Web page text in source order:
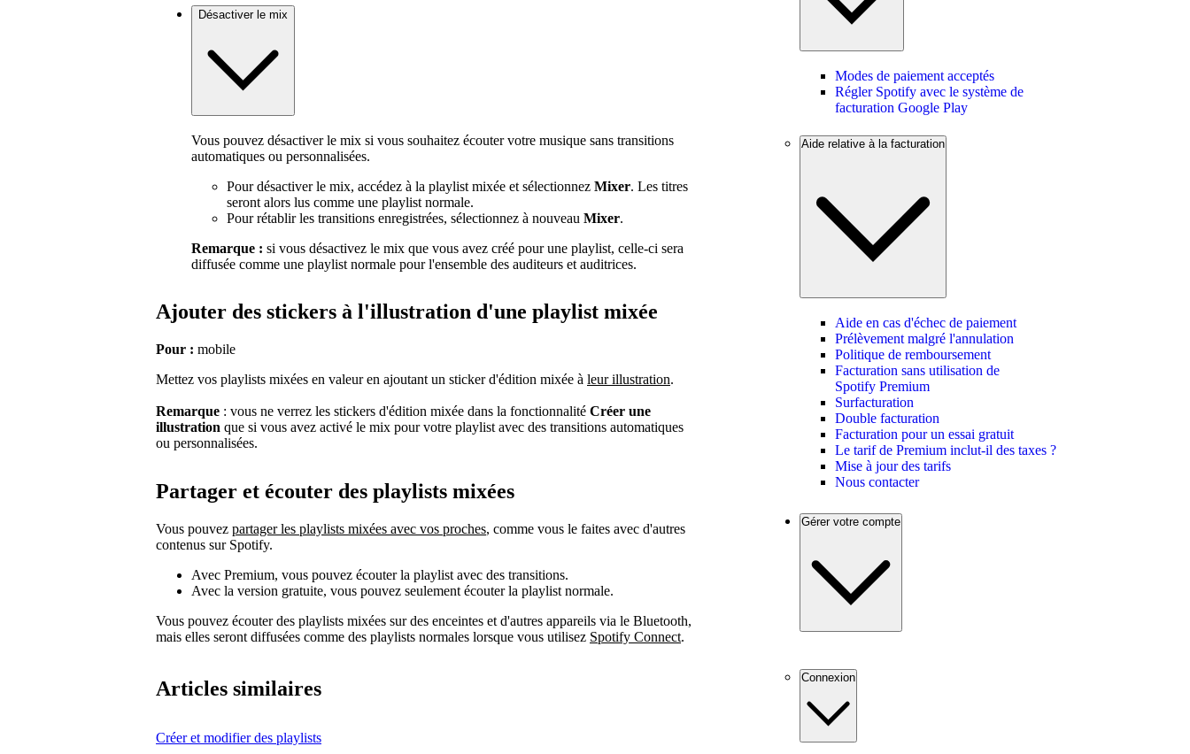
Désactiver le mix
Vous pouvez désactiver le mix si vous souhaitez écouter votre musique sans transitions
automatiques ou personnalisées.
Pour désactiver le mix, accédez à la playlist mixée et sélectionnez Mixer. Les titres
seront alors lus comme une playlist normale.
Pour rétablir les transitions enregistrées, sélectionnez à nouveau Mixer.
Remarque : si vous désactivez le mix que vous avez créé pour une playlist, celle-ci sera
diffusée comme une playlist normale pour l'ensemble des auditeurs et auditrices.
Ajouter des stickers à l'illustration d'une playlist mixée
Pour : mobile
Mettez vos playlists mixées en valeur en ajoutant un sticker d'édition mixée à leur illustration.
Remarque : vous ne verrez les stickers d'édition mixée dans la fonctionnalité Créer une
illustration que si vous avez activé le mix pour votre playlist avec des transitions automatiques
ou personnalisées.
Partager et écouter des playlists mixées
Vous pouvez partager les playlists mixées avec vos proches, comme vous le faites avec d'autres
contenus sur Spotify.
Avec Premium, vous pouvez écouter la playlist avec des transitions.
Avec la version gratuite, vous pouvez seulement écouter la playlist normale.
Vous pouvez écouter des playlists mixées sur des enceintes et d'autres appareils via le Bluetooth,
mais elles seront diffusées comme des playlists normales lorsque vous utilisez Spotify Connect.
Articles similaires
Créer et modifier des playlists
Modes de paiement acceptés
Régler Spotify avec le système de
facturation Google Play
Aide relative à la facturation
Aide en cas d'échec de paiement
Prélèvement malgré l'annulation
Politique de remboursement
Facturation sans utilisation de
Spotify Premium
Surfacturation
Double facturation
Facturation pour un essai gratuit
Le tarif de Premium inclut-il des taxes ?
Mise à jour des tarifs
Nous contacter
Gérer votre compte
Connexion